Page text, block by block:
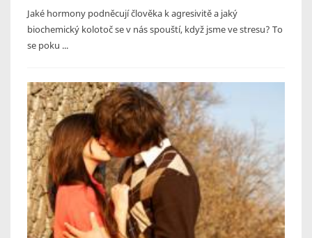
Jaké hormony podněcují člověka k agresivitě a jaký
biochemický kolotoč se v nás spouští, když jsme ve stresu? To
se poku ...